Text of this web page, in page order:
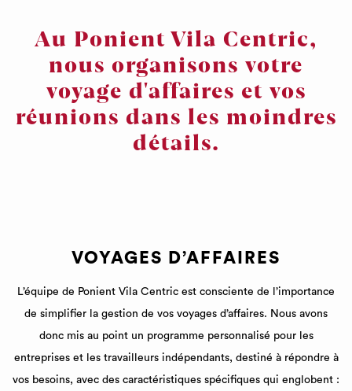
actualisé
en
cliquant
sur
les
Au Ponient Vila Centric,
nous organisons votre
voyage d'affaires et vos
réunions dans les moindres
détails.
VOYAGES D’AFFAIRES
L’équipe de Ponient Vila Centric est consciente de l’importance
de simplifier la gestion de vos voyages d’affaires. Nous avons
donc mis au point un programme personnalisé pour les
entreprises et les travailleurs indépendants, destiné à répondre à
vos besoins, avec des caractéristiques spécifiques qui englobent :